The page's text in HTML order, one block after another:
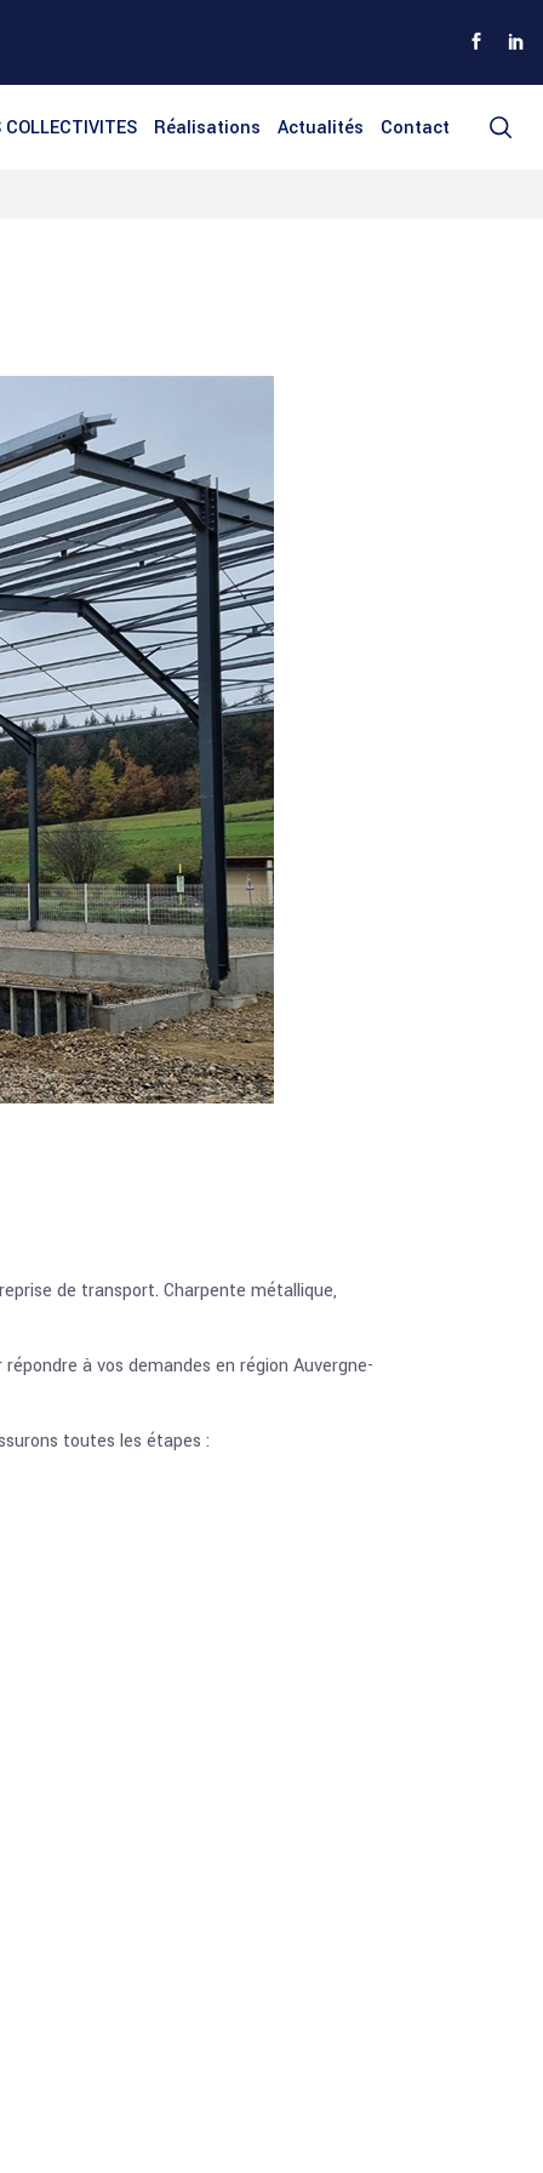
COLLECTIVITES Réalisations Actualités Contact
de transport. Charpente métallique,
à vos demandes en région Auvergne-
toutes les étapes :